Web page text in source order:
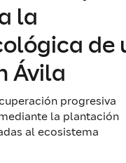
la
de
Ávila
progresiva
la plantación
al ecosistema